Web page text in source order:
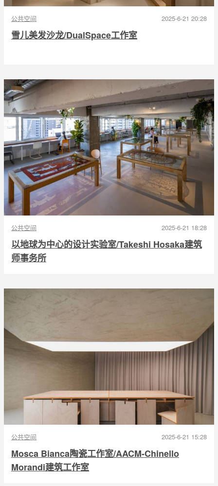
公共空间 2025-6-21 20:28
雪儿美发沙龙/DualSpace工作室
公共空间 2025-6-21 18:28
以地球为中心的设计实验室/Takeshi Hosaka建筑
师事务所
公共空间 2025-6-21 15:28
Mosca Bianca陶瓷工作室/AACM-Chinello
Morandi建筑工作室